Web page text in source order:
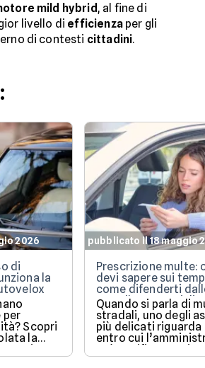
mild hybrid , al fine di
livello di efficienzaper gli
di contesti cittadini.
2026
di
la
per
Scopri
la
prevista
sono le
pubblicato il 18 maggio
Prescrizione multe:
devi sapere sui
come difenderti
cartelle esattoriali
Quando si parla di
stradali, uno degli
più delicati riguarda
entro cui
può notificare o
un pagamento.